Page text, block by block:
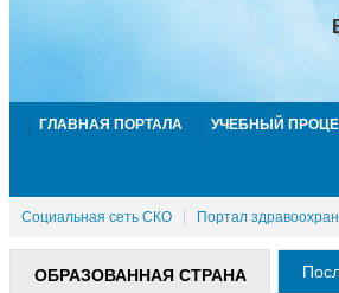
ГЛАВНАЯ ПОРТАЛА УЧЕБНЫЙ
Социальная сеть СКО Портал
ОБРАЗОВАННАЯ СТРАНА